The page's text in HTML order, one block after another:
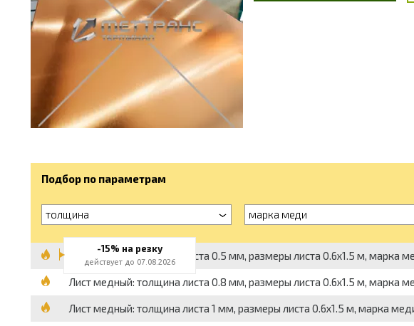
Подбор по параметрам
толщина марка меди
Лист медный: толщина листа 0.5 мм, размеры листа 0.6х1.5 м, марка
Лист медный: толщина листа 0.8 мм, размеры листа 0.6х1.5 м, марка
Лист медный: толщина листа 1 мм, размеры листа 0.6х1.5 м, марка
-15% на резку
действует до 07.08.2026